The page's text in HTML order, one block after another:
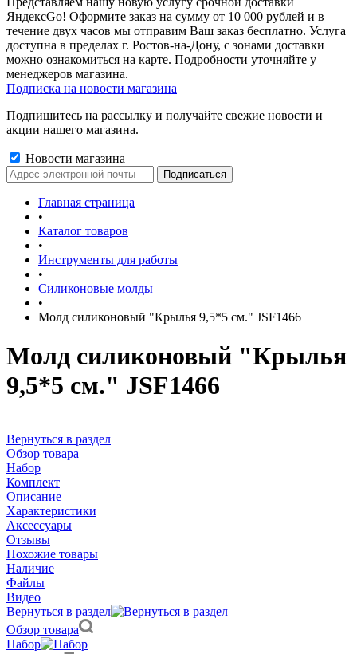
ЯндексGo! Оформите заказ на сумму от 10 000 рублей и в
течение двух часов мы отправим Ваш заказ бесплатно. Услуга
доступна в пределах г. Ростов-на-Дону, с зонами доставки
можно ознакомиться на карте. Подробности уточняйте у
менеджеров магазина.
Подписка на новости магазина
Подпишитесь на рассылку и получайте свежие новости и
акции нашего магазина.
Новости магазина
Главная страница
•
Каталог товаров
•
Инструменты для работы
•
Силиконовые молды
•
Молд силиконовый "Крылья 9,5*5 см." JSF1466
Молд силиконовый "Крылья
9,5*5 см." JSF1466
Вернуться в раздел
Обзор товара
Набор
Комплект
Описание
Характеристики
Аксессуары
Отзывы
Похожие товары
Наличие
Файлы
Видео
Вернуться в раздел
Обзор товара
Набор